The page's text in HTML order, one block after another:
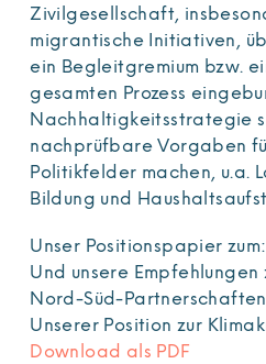
Zivilgesellschaft,
migrantische Initiativen,
ein Begleitgremium bzw.
gesamten Prozess
Nachhaltigkeitsstrategie
nachprüfbare Vorgaben
Politikfelder machen, u.a.
Bildung und
Unser Positionspapier zum:
Und unsere Empfehlungen
Nord-Süd-
Unserer Position zur
Download als PDF